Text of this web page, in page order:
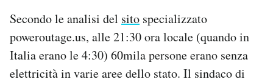
Secondo le analisi del sito specializzato
poweroutage.us, alle 21:30 ora locale (quando in
Italia erano le 4:30) 60mila persone erano senza
elettricità in varie aree dello stato. Il sindaco di